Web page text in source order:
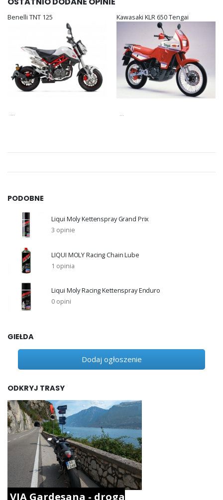
Benelli TNT 125
...
Kawasaki KLR 650 Tengai
...
PODOBNE
Liqui Moly Kettenspray Grand Prix
3 opinie
LIQUI MOLY Racing Chain Lube
1 opinia
Liqui Moly Racing Kettenspray Enduro
0 opini
GIEŁDA
Dodaj ogłoszenie
ODKRYJ TRASY
VIA Gardesana - droga